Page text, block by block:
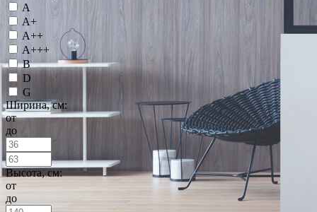
A
A+
A++
A+++
B
D
G
Ширина, см:
от
до
Высота, см:
от
до